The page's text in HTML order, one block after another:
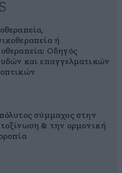
ή
Οδηγός
και επαγγελματικών
σύμμαχος στην
& την ορμονική